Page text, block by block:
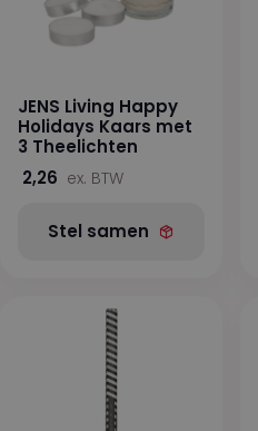
JENS Living Happy
Holidays Kaars met
3 Theelichten
2,26 ex. BTW
Stel samen